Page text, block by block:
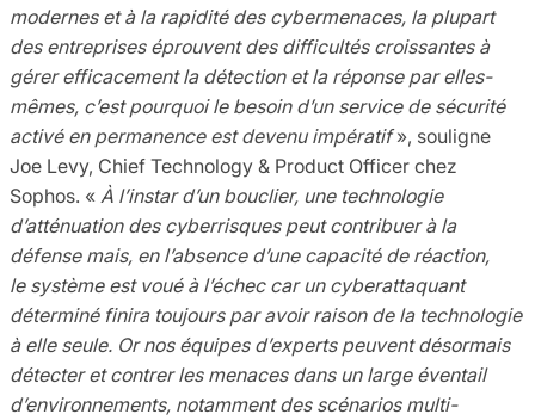
modernes et à la rapidité des cybermenaces, la plupart
des entreprises éprouvent des difficultés croissantes à
gérer efficacement la détection et la réponse par elles-
mêmes, c’est pourquoi le besoin d’un service de sécurité
activé en permanence est devenu impératif», souligne
Joe Levy, Chief Technology & Product Officer chez
Sophos. « À l’instar d’un bouclier, une technologie
d’atténuation des cyberrisques peut contribuer à la
défense mais, en l’absence d’une capacité de réaction,
le système est voué à l’échec car un cyberattaquant
déterminé finira toujours par avoir raison de la technologie
à elle seule. Or nos équipes d’experts peuvent désormais
détecter et contrer les menaces dans un large éventail
d’environnements, notamment des scénarios multi-